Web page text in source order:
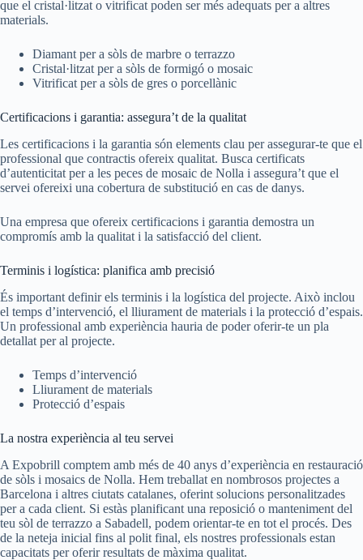
que el cristal·litzat o vitrificat poden ser més adequats per a altres
materials.
Diamant per a sòls de marbre o terrazzo
Cristal·litzat per a sòls de formigó o mosaic
Vitrificat per a sòls de gres o porcellànic
Certificacions i garantia: assegura’t de la qualitat
Les certificacions i la garantia són elements clau per assegurar-te que el
professional que contractis ofereix qualitat. Busca certificats
d’autenticitat per a les peces de mosaic de Nolla i assegura’t que el
servei ofereixi una cobertura de substitució en cas de danys.
Una empresa que ofereix certificacions i garantia demostra un
compromís amb la qualitat i la satisfacció del client.
Terminis i logística: planifica amb precisió
És important definir els terminis i la logística del projecte. Això inclou
el temps d’intervenció, el lliurament de materials i la protecció d’espais.
Un professional amb experiència hauria de poder oferir-te un pla
detallat per al projecte.
Temps d’intervenció
Lliurament de materials
Protecció d’espais
La nostra experiència al teu servei
A Expobrill comptem amb més de 40 anys d’experiència en restauració
de sòls i mosaics de Nolla. Hem treballat en nombrosos projectes a
Barcelona i altres ciutats catalanes, oferint solucions personalitzades
per a cada client. Si estàs planificant una reposició o manteniment del
teu sòl de terrazzo a Sabadell, podem orientar-te en tot el procés. Des
de la neteja inicial fins al polit final, els nostres professionals estan
capacitats per oferir resultats de màxima qualitat.